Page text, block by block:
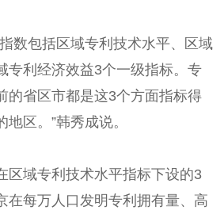
包括区域专利技术水平、区域
专利经济效益3个一级指标。专
的省区市都是这3个方面指标得
区。”韩秀成说。
域专利技术水平指标下设的3
在每万人口发明专利拥有量、高